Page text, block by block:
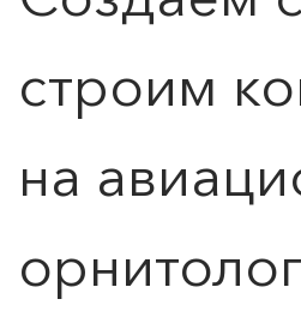
строим
на